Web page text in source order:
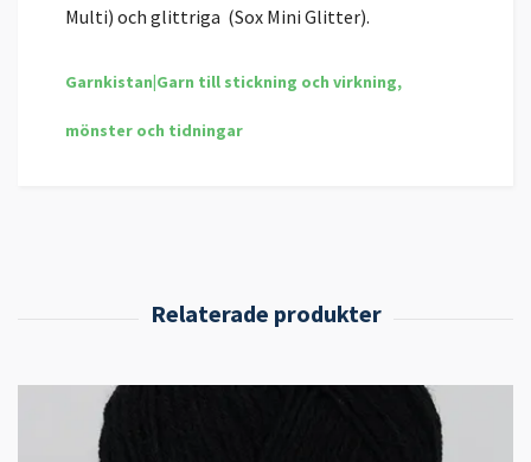
Multi) och glittriga (Sox Mini Glitter).
Garnkistan|Garn till stickning och virkning,
mönster och tidningar